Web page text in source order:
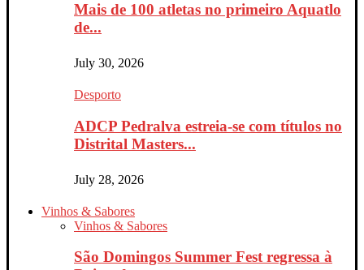
Mais de 100 atletas no primeiro Aquatlo
de...
July 30, 2026
Desporto
ADCP Pedralva estreia-se com títulos no
Distrital Masters...
July 28, 2026
Vinhos & Sabores
Vinhos & Sabores
São Domingos Summer Fest regressa à